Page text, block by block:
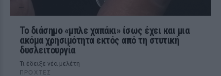
Το διάσημο «μπλε χαπάκι» ίσως έχει και μια
ακόμα χρησιμότητα εκτός από τη στυτική
δυσλειτουργία
Τι έδειξε νέα μελέτη
ΠΡΟΧΤΈΣ